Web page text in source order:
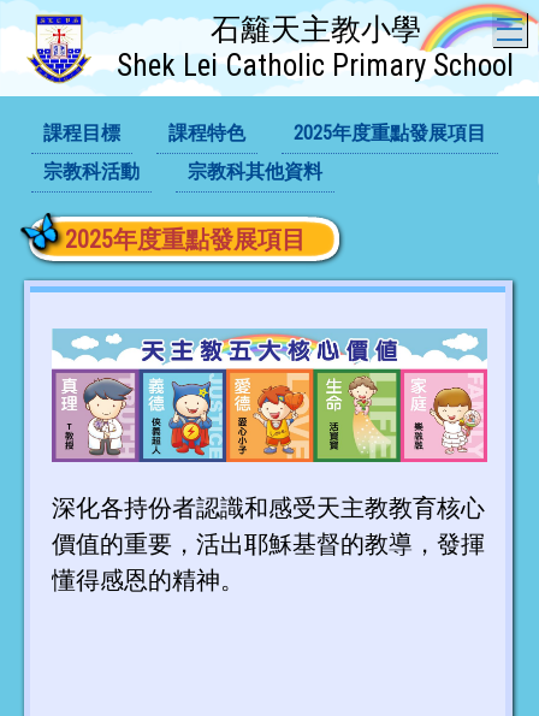
石籬天主教小學
Shek Lei Catholic Primary School
課程目標 課程特色
2025年度重點發展項目
宗教科活動
宗教科其他資料
2025年度重點發展項目
深化各持份者認識和感受天主教教育核心
價值的重要，活出耶穌基督的教導，發揮
懂得感恩的精神。